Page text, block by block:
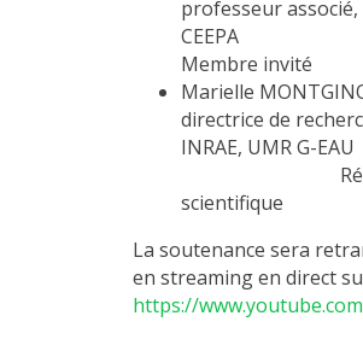
professeur associé,
Membre invité
Marielle
directrice de
INRAE, UMR G-EAU
scientifique
La soutenance sera
en streaming en direct
https://